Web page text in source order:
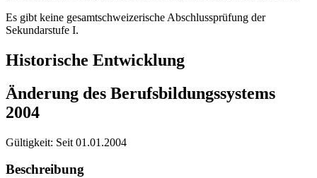
Es gibt keine gesamtschweizerische Abschlussprüfung der
Sekundarstufe I.
Historische Entwicklung
Änderung des Berufsbildungssystems
2004
Gültigkeit: Seit 01.01.2004
Beschreibung